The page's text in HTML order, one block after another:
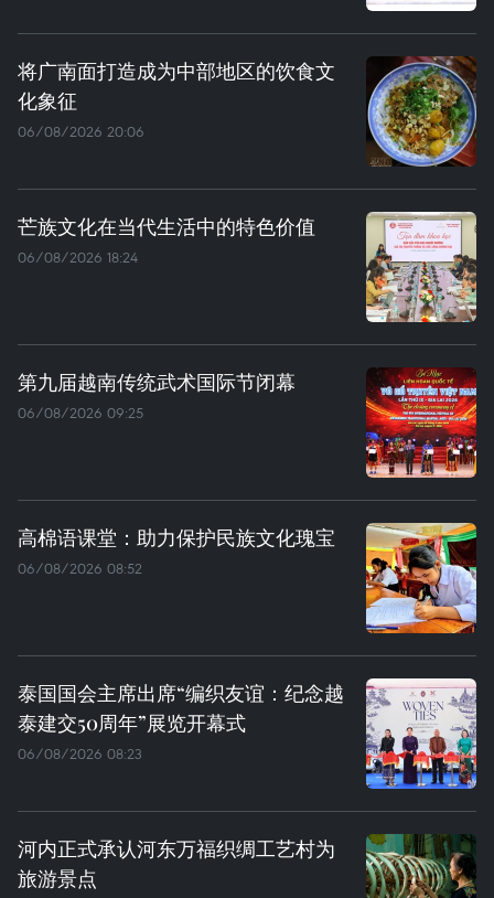
将广南面打造成为中部地区的饮食文
化象征
06/08/2026 20:06
芒族文化在当代生活中的特色价值
06/08/2026 18:24
第九届越南传统武术国际节闭幕
06/08/2026 09:25
高棉语课堂：助力保护民族文化瑰宝
06/08/2026 08:52
泰国国会主席出席“编织友谊：纪念越
泰建交50周年”展览开幕式
06/08/2026 08:23
河内正式承认河东万福织绸工艺村为
旅游景点